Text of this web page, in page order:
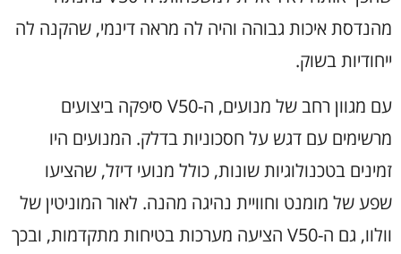
מהנדסת איכות גבוהה והיה לה מראה דינמי, שהקנה לה
ייחודיות בשוק.
עם מגוון רחב של מנועים, ה-V50 סיפקה ביצועים
מרשימים עם דגש על חסכוניות בדלק. המנועים היו
זמינים בטכנולוגיות שונות, כולל מנועי דיזל, שהציעו
שפע של מומנט וחוויית נהיגה מהנה. לאור המוניטין של
וולוו, גם ה-V50 הציעה מערכות בטיחות מתקדמות, ובכך